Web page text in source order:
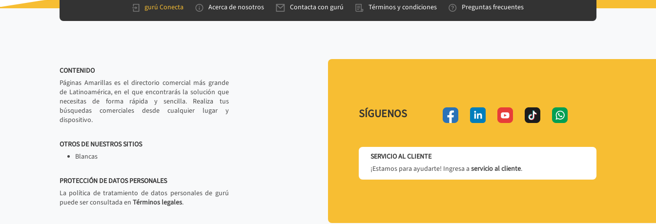
gurú Conecta Acerca de nosotros Contacta con gurú Términos y condiciones Preguntas frecuentes
CONTENIDO
Páginas Amarillas es el directorio comercial más grande
de Latinoamérica, en el que encontrarás la solución que
necesitas de forma rápida y sencilla. Realiza tus
búsquedas comerciales desde cualquier lugar y
dispositivo.
OTROS DE NUESTROS SITIOS
Blancas
PROTECCIÓN DE DATOS PERSONALES
La política de tratamiento de datos personales de gurú
puede ser consultada en Términos legales.
SÍGUENOS
SERVICIO AL CLIENTE
¡Estamos para ayudarte! Ingresa a servicio al cliente.